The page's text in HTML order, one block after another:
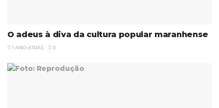
O adeus à diva da cultura popular maranhense
1 ANO ATRÁS 0